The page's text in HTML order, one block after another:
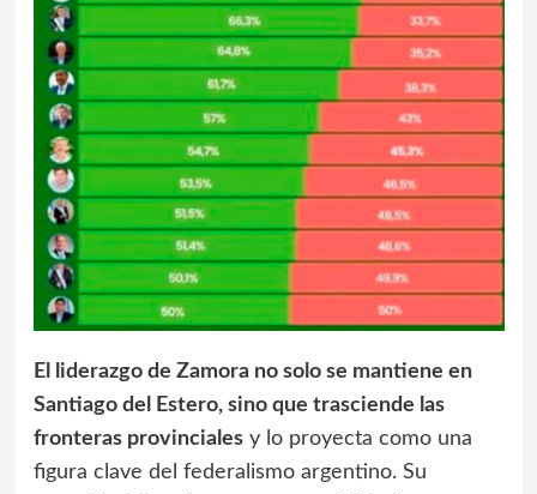
El liderazgo de Zamora no solo se mantiene en
Santiago del Estero, sino que trasciende las
fronteras provincialesy lo proyecta como una
figura clave del federalismo argentino. Su